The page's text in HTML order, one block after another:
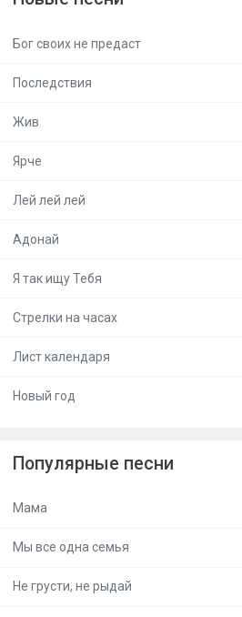
Бог своих не предаст
Последствия
Жив
Ярче
Лей лей лей
Адонай
Я так ищу Тебя
Стрелки на часах
Лист календаря
Новый год
Популярные песни
Мама
Мы все одна семья
Не грусти, не рыдай